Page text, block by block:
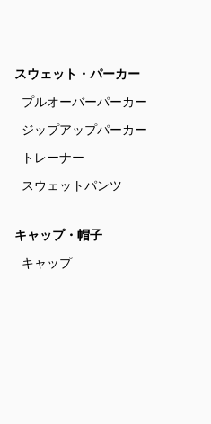
スウェット・パーカー
プルオーバーパーカー
ジップアップパーカー
トレーナー
スウェットパンツ
キャップ・帽子
キャップ